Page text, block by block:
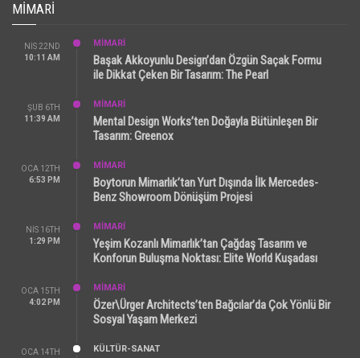
MIMARI
NIS 22ND
10:11 AM
MİMARİ
Başak Akkoyunlu Design’dan Özgün Saçak Formu
ile Dikkat Çeken Bir Tasarım: The Pearl
ŞUB 6TH
11:39 AM
MİMARİ
Mental Design Works’ten Doğayla Bütünleşen Bir
Tasarım: Greenox
OCA 12TH
6:53 PM
MİMARİ
Boytorun Mimarlık’tan Yurt Dışında İlk Mercedes-
Benz Showroom Dönüşüm Projesi
NIS 16TH
1:29 PM
MİMARİ
Yeşim Kozanlı Mimarlık’tan Çağdaş Tasarım ve
Konforun Buluşma Noktası: Elite World Kuşadası
OCA 15TH
4:02 PM
MİMARİ
Özer\Ürger Architects’ten Bağcılar’da Çok Yönlü Bir
Sosyal Yaşam Merkezi
OCA 14TH
KÜLTÜR-SANAT